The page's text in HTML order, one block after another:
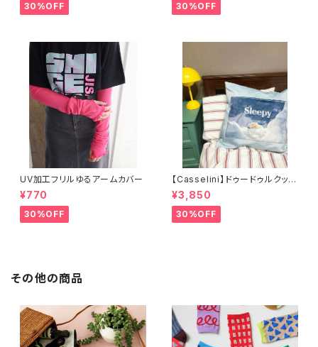
30%OFF 30%OFF
UV加工フリルゆるアームカバー
¥770
30%OFF
【Casselini】ドゥードゥルクッシ
ョンカバー
¥3,850
30%OFF
その他の商品